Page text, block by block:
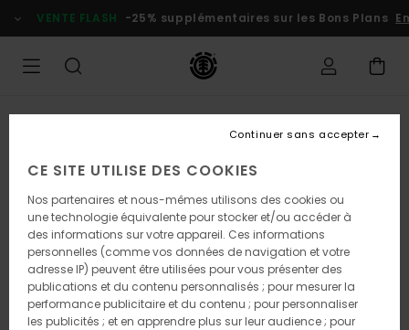
l'information
VENTE FLASH -25% supplémentaires sur les Bons Plans
CE SITE UTILISE DES COOKIES
Nos partenaires et nous-mêmes utilisons des cookies ou
une technologie équivalente pour stocker et/ou accéder à
des informations sur votre appareil. Ces informations
personnelles (comme vos données de navigation et votre
adresse IP) peuvent être utilisées pour vous présenter des
publications et du contenu personnalisés ; pour mesurer la
performance publicitaire et du contenu ; pour personnaliser
les publicités ; et en apprendre plus sur leur audience ; pour
Continuer sans accepter